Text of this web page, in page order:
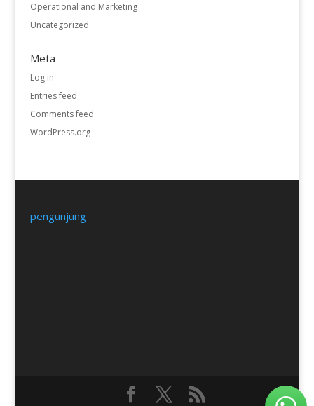
Operational and Marketing
Uncategorized
Meta
Log in
Entries feed
Comments feed
WordPress.org
pengunjung